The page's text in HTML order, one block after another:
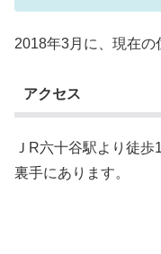
2018年3月に、現在の
アクセス
ＪR六十谷駅より徒
裏手にあります。